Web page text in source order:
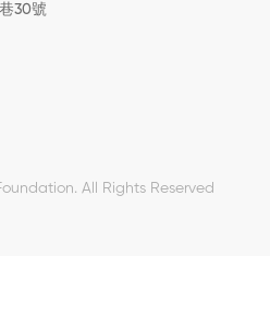
30號
All Rights Reserved